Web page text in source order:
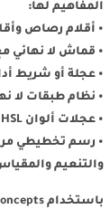
المفاهيم لها:
• أقلام رصاص
• قماش لا نهائي
• عجلة أو شريط
• نظام طبقات لا
• عجلات ألوان HSL و RGB و COPIC لمساعدتك على اختيار الألوان التي تبدو رائعة معًا
• رسم تخطيطي
والتنعيم
باستخدام Concepts ، يمكنك: